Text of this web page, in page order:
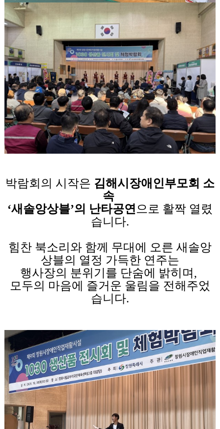
박람회의 시작은 김해시장애인부모회 소
속
‘새솔앙상블’의 난타공연으로 활짝 열렸
습니다.
힘찬 북소리와 함께 무대에 오른 새솔앙
상블의 열정 가득한 연주는
행사장의 분위기를 단숨에 밝히며,
모두의 마음에 즐거운 울림을 전해주었
습니다.